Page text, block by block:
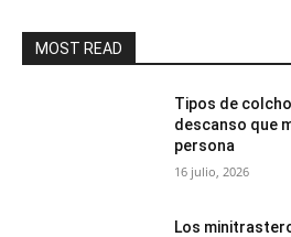
MOST READ
Tipos de
descanso que
persona
16 julio, 2026
Los